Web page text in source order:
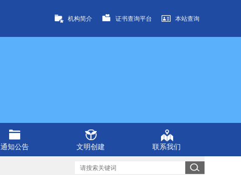
机构简介 证书查询平台 本站查询
通知公告 文明创建 联系我们